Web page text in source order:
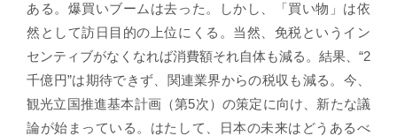
ある。爆買いブームは去った。しかし、「買い物」は依
然として訪日目的の上位にくる。当然、免税というイン
センティブがなくなれば消費額それ自体も減る。結果、“2
千億円”は期待できず、関連業界からの税収も減る。今、
観光立国推進基本計画（第5次）の策定に向け、新たな議
論が始まっている。はたして、日本の未来はどうあるべ